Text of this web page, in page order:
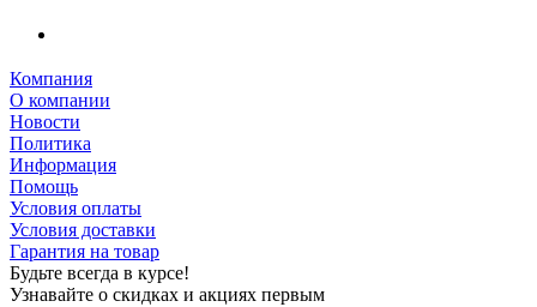
Компания
О компании
Новости
Политика
Информация
Помощь
Условия оплаты
Условия доставки
Гарантия на товар
Будьте всегда в курсе!
Узнавайте о скидках и акциях первым